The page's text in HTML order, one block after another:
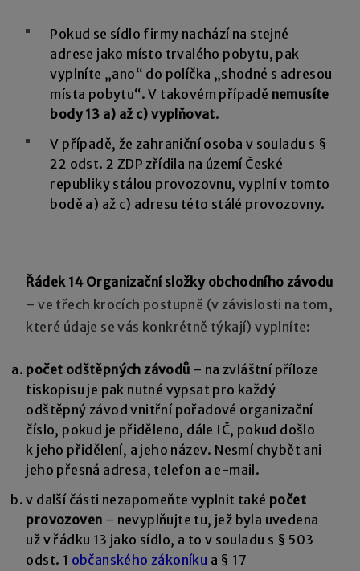
Pokud se sídlo firmy nachází na stejné
adrese jako místo trvalého pobytu, pak
vyplníte „ano“ do políčka „shodné s adresou
místa pobytu“. V takovém případě nemusíte
body 13 a) až c) vyplňovat.
V případě, že zahraniční osoba v souladu s §
22 odst. 2 ZDP zřídila na území České
republiky stálou provozovnu, vyplní v tomto
bodě a) až c) adresu této stálé provozovny.
Řádek 14 Organizační složky obchodního závodu
– ve třech krocích postupně (v závislosti na tom,
které údaje se vás konkrétně týkají) vyplníte:
počet odštěpných závodů – na zvláštní příloze
tiskopisu je pak nutné vypsat pro každý
odštěpný závod vnitřní pořadové organizační
číslo, pokud je přiděleno, dále IČ, pokud došlo
k jeho přidělení, a jeho název. Nesmí chybět ani
jeho přesná adresa, telefon a e-mail.
v další části nezapomeňte vyplnit také počet
provozoven – nevyplňujte tu, jež byla uvedena
už v řádku 13 jako sídlo, a to v souladu s § 503
odst. 1 občanského zákoníku a § 17